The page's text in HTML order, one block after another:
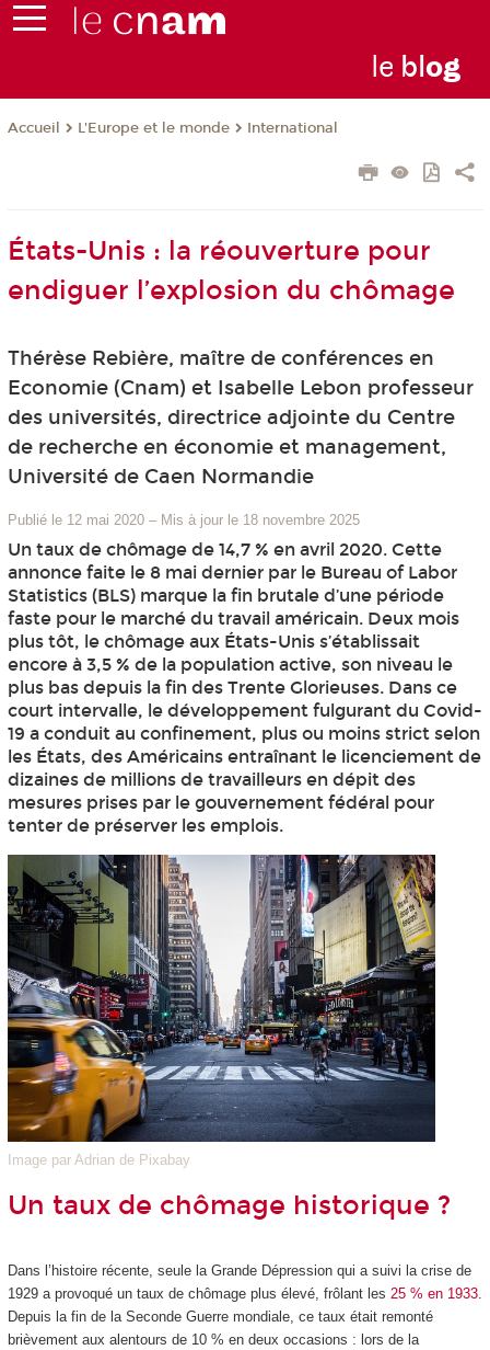
le blog
Accueil L'Europe et le monde International
États-Unis : la réouverture pour
endiguer l’explosion du chômage
Thérèse Rebière, maître de conférences en
Economie (Cnam) et Isabelle Lebon professeur
des universités, directrice adjointe du Centre
de recherche en économie et management,
Université de Caen Normandie
Publié le 12 mai 2020 – Mis à jour le 18 novembre 2025
Un taux de chômage de 14,7 % en avril 2020. Cette
annonce faite le 8 mai dernier par le Bureau of Labor
Statistics (BLS) marque la fin brutale d’une période
faste pour le marché du travail américain. Deux mois
plus tôt, le chômage aux États-Unis s’établissait
encore à 3,5 % de la population active, son niveau le
plus bas depuis la fin des Trente Glorieuses. Dans ce
court intervalle, le développement fulgurant du Covid-
19 a conduit au confinement, plus ou moins strict selon
les États, des Américains entraînant le licenciement de
dizaines de millions de travailleurs en dépit des
mesures prises par le gouvernement fédéral pour
tenter de préserver les emplois.
Image par Adrian de Pixabay
Un taux de chômage historique ?
Dans l’histoire récente, seule la Grande Dépression qui a suivi la crise de
1929 a provoqué un taux de chômage plus élevé, frôlant les 25 % en 1933.
Depuis la fin de la Seconde Guerre mondiale, ce taux était remonté
brièvement aux alentours de 10 % en deux occasions : lors de la